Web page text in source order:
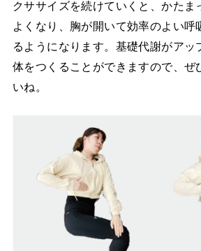
クササイズを続けていくと、かたま
よくなり、胸が開いて効率のよい呼
るようになります。基礎代謝がアッ
体をつくることができますので、ぜ
いね。